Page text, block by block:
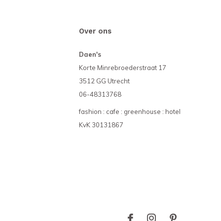
Over ons
Daen's
Korte Minrebroederstraat 17
3512 GG Utrecht
06-48313768
fashion : cafe : greenhouse : hotel
KvK 30131867